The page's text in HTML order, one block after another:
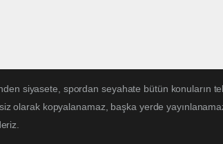
siyasete, spordan seyahate bütün konuların
olarak kopyalanamaz, başka yerde